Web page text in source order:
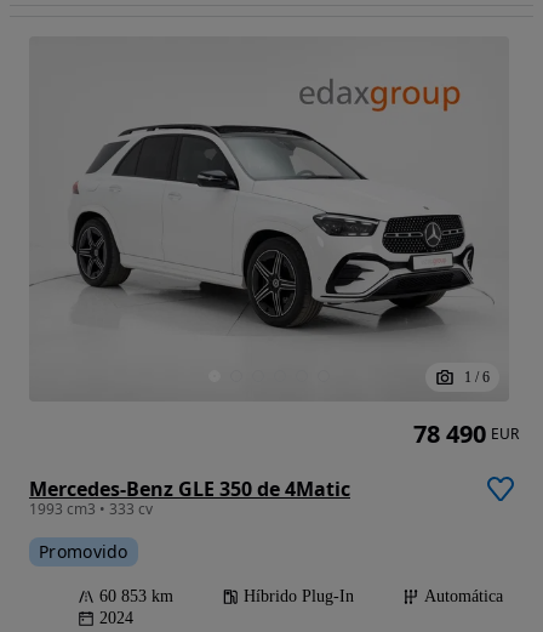
1 / 6
Mercedes-Benz GLE 350 de 4Matic
1993 cm3 • 333 cv
Promovido
60 853 km Híbrido Plug-In
Automática
2024
78 490 EUR